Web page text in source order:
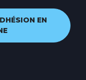
EN